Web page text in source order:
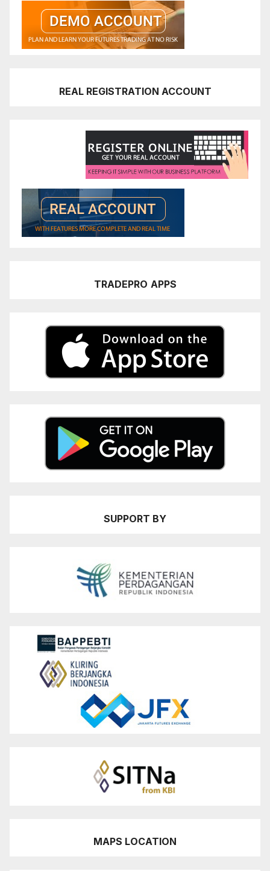
REAL REGISTRATION ACCOUNT
TRADEPRO APPS
SUPPORT BY
MAPS LOCATION